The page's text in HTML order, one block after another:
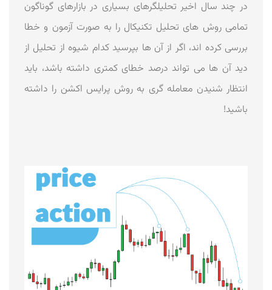
در چند سال اخیر تحلیلگرهای بسیاری در بازارهای گوناگون
تمامی روش های تحلیل تکنیکال را به صورت آزمون و خطا
بررسی کرده اند، اگر از آن ها بپرسید کدام شیوه از تحلیل از
دید آن ها می تواند درصد خطای کمتری داشته باشد، باید
انتظار شنیدن معامله گری به روش پرایس اکشن را داشته
باشید!